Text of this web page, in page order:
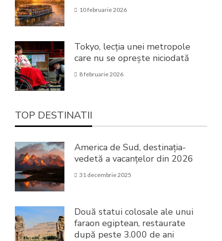
10 februarie 2026
Tokyo, lecția unei metropole
care nu se oprește niciodată
8 februarie 2026
TOP DESTINATII
America de Sud, destinația-
vedetă a vacanțelor din 2026
31 decembrie 2025
Două statui colosale ale unui
faraon egiptean, restaurate
după peste 3.000 de ani